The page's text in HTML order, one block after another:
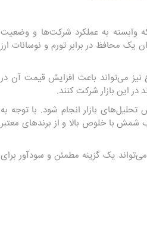
وابسته به عملکرد شرکت‌ها و وضعیت
یک محافظ در برابر تورم و نوسانات ارز
نیز می‌تواند باعث افزایش قیمت آن در
در این بازار شرکت کنند.
بازار انجام شود. با توجه به
شمش با خلوص بالا و از برندهای معتبر
یک گزینه مطمئن و سودآور برای